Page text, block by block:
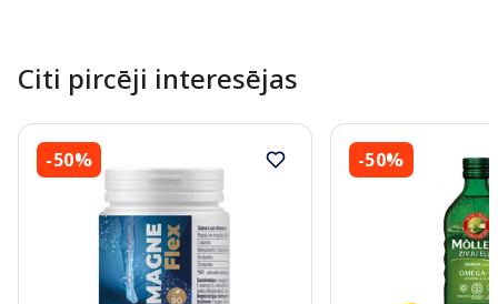
Citi pircēji interesējas
-50% -50%